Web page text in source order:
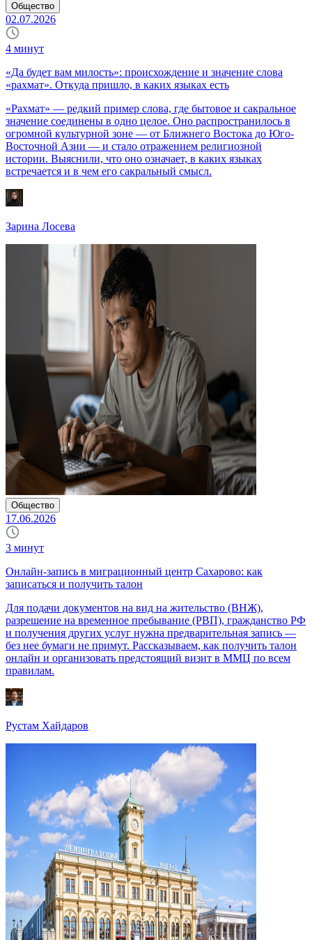
Общество
02.07.2026
4 минут
«Да будет вам милость»: происхождение и значение слова
«рахмат». Откуда пришло, в каких языках есть
«Рахмат» — редкий пример слова, где бытовое и сакральное
значение соединены в одно целое. Оно распространилось в
огромной культурной зоне — от Ближнего Востока до Юго-
Восточной Азии — и стало отражением религиозной
истории. Выяснили, что оно означает, в каких языках
встречается и в чем его сакральный смысл.
Зарина Лосева
Общество
17.06.2026
3 минут
Онлайн-запись в миграционный центр Сахарово: как
записаться и получить талон
Для подачи документов на вид на жительство (ВНЖ),
разрешение на временное пребывание (РВП), гражданство РФ
и получения других услуг нужна предварительная запись —
без нее бумаги не примут. Рассказываем, как получить талон
онлайн и организовать предстоящий визит в ММЦ по всем
правилам.
Рустам Хайдаров